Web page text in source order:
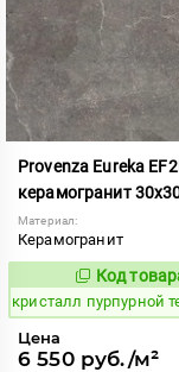
Provenza Eureka
керамогранит
Материал:
Керамогранит
821979
Код
кристалл пурпурной
Цена
6 550 руб./м²